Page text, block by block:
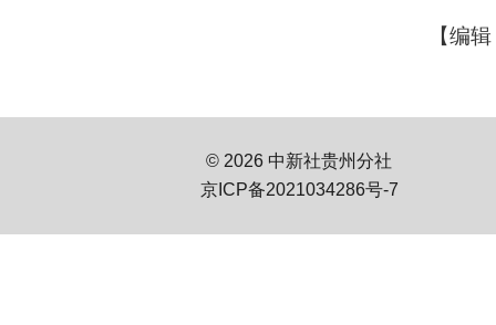
【编
© 2026 中新社贵州分社
京ICP备2021034286号-7